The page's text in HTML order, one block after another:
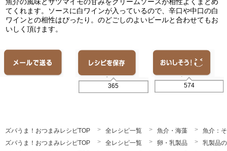
てくれます。ソースに白ワインが入っているので、辛口や中口の白
ワインとの相性はぴったり。のどごしのよいビールと合わせてもお
いしく頂けます。
365 574
ズバうま！おつまみレシピTOP 全レシピ一覧 魚介・海藻
魚介：
ズバうま！おつまみレシピTOP
全レシピ一覧 卵・乳製品
乳製品